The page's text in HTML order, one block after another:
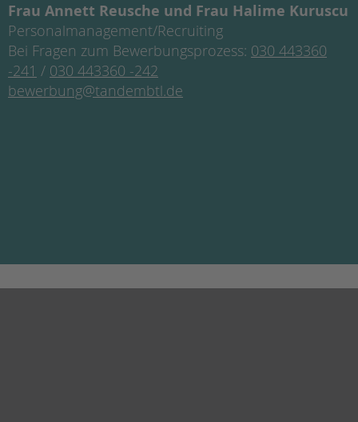
Frau Annett Reusche und Frau Halime Kuruscu
Personalmanagement/Recruiting
Bei Fragen zum Bewerbungsprozess: 030 443360
-241 / 030 443360 -242
bewerbung@tandembtl.de